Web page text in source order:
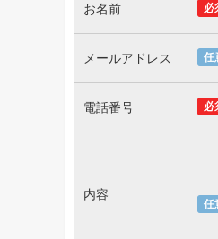
必
お名前
任
メールアドレス
必
電話番号
任
内容